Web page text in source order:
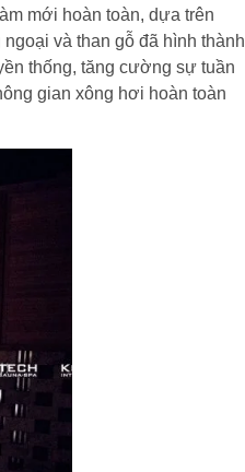
mới hoàn toàn, dựa trên
và than gỗ đã hình thành
thống, tăng cường sự tuần
gian xông hơi hoàn toàn